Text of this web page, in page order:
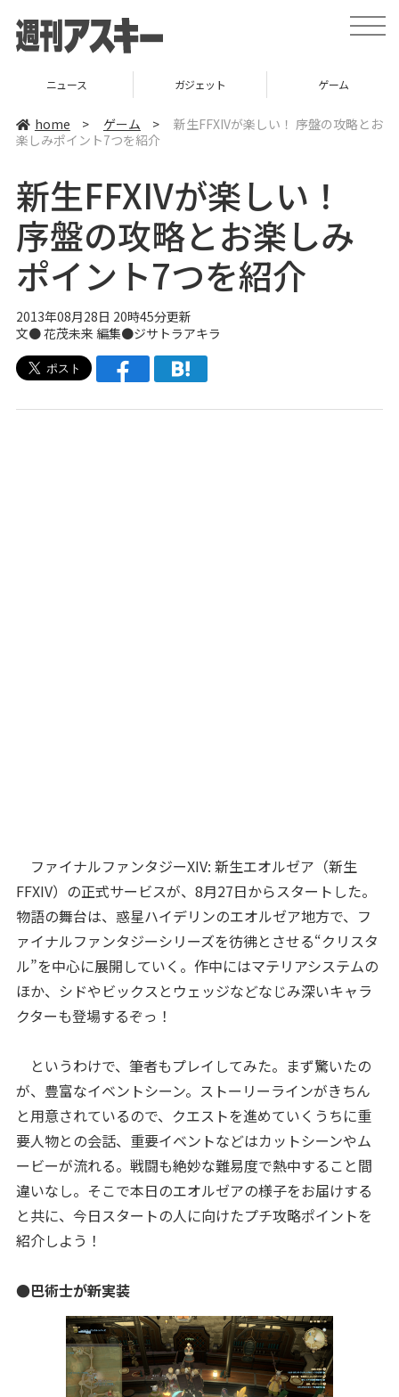
t
o
v
ニュース ガジェット ゲーム
home > ゲーム >
新生FFXIVが楽しい！ 序盤の攻略とお
楽しみポイント7つを紹介
新生FFXIVが楽しい！
序盤の攻略とお楽しみ
ポイント7つを紹介
2013年08月28日 20時45分更新
文● 花茂未来 編集●ジサトラアキラ
ファイナルファンタジーXIV: 新生エオルゼア（新生
FFXIV）の正式サービスが、8月27日からスタートした。
物語の舞台は、惑星ハイデリンのエオルゼア地方で、フ
ァイナルファンタジーシリーズを彷彿とさせる“クリスタ
ル”を中心に展開していく。作中にはマテリアシステムの
ほか、シドやビックスとウェッジなどなじみ深いキャラ
クターも登場するぞっ！
というわけで、筆者もプレイしてみた。まず驚いたの
が、豊富なイベントシーン。ストーリーラインがきちん
と用意されているので、クエストを進めていくうちに重
要人物との会話、重要イベントなどはカットシーンやム
ービーが流れる。戦闘も絶妙な難易度で熱中すること間
違いなし。そこで本日のエオルゼアの様子をお届けする
と共に、今日スタートの人に向けたプチ攻略ポイントを
紹介しよう！
●巴術士が新実装